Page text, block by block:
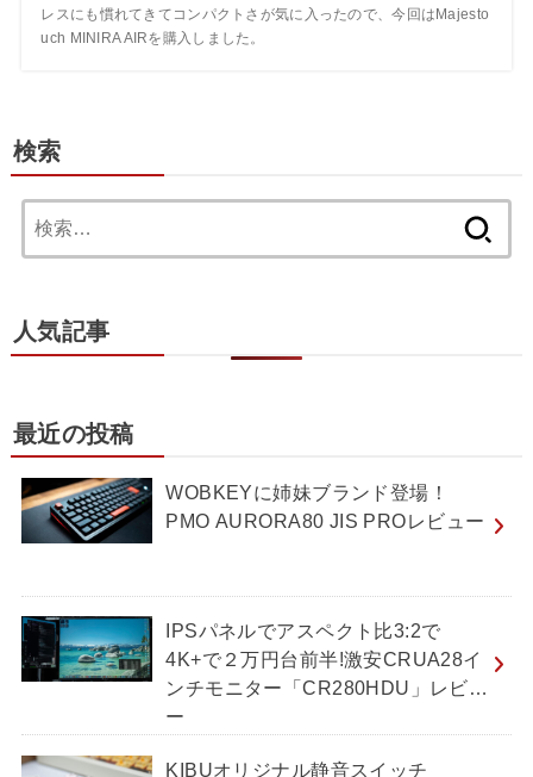
レスにも慣れてきてコンパクトさが気に入ったので、今回はMajesto
uch MINIRA AIRを購入しました。
検索
索:
人気記事
最近の投稿
WOBKEYに姉妹ブランド登場！
PMO AURORA80 JIS PROレビュー
IPSパネルでアスペクト比3:2で
4K+で２万円台前半!激安CRUA28イ
ンチモニター「CR280HDU」レビュ
ー
KIBUオリジナル静音スイッチ